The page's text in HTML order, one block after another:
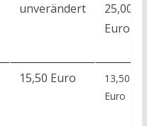
unverändert
25,00
Euro
15,50 Euro
13,50
Euro